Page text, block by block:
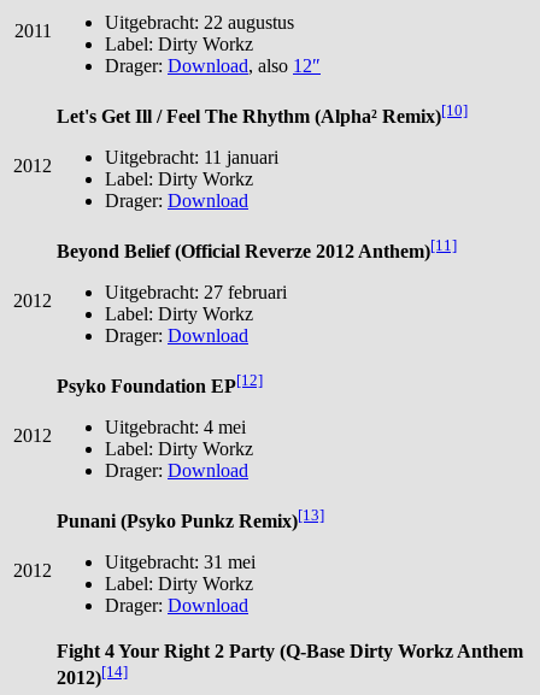
2011
Uitgebracht: 22 augustus
Label: Dirty Workz
Drager: Download, also 12″
2012
Let's Get Ill / Feel The Rhythm (Alpha² Remix)[10]
Uitgebracht: 11 januari
Label: Dirty Workz
Drager: Download
2012
Beyond Belief (Official Reverze 2012 Anthem)[11]
Uitgebracht: 27 februari
Label: Dirty Workz
Drager: Download
2012
Psyko Foundation EP[12]
Uitgebracht: 4 mei
Label: Dirty Workz
Drager: Download
2012
Punani (Psyko Punkz Remix)[13]
Uitgebracht: 31 mei
Label: Dirty Workz
Drager: Download
Fight 4 Your Right 2 Party (Q-Base Dirty Workz Anthem
2012)[14]